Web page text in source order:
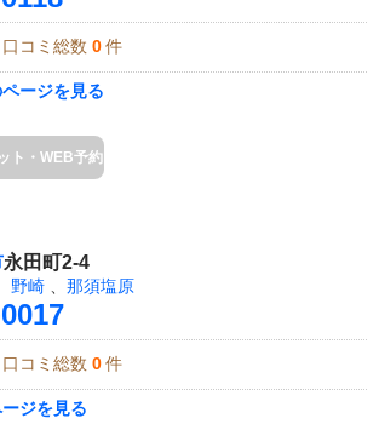
コミ総数 0 件
ージを見る
ト・WEB予約
永田町2-4
野崎 那須塩原
コミ総数 0 件
ジを見る